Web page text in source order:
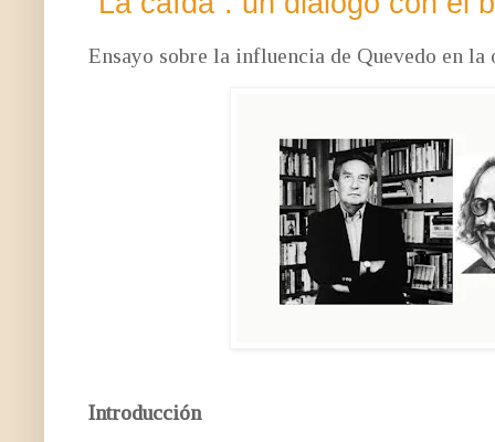
Ensayo sobre la influencia de Quevedo en la
Introducción